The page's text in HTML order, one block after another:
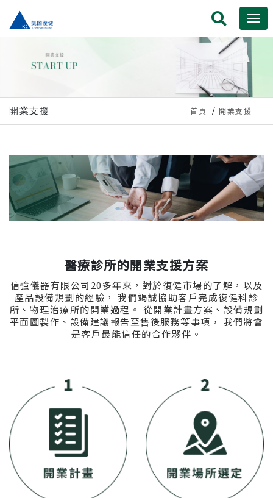
開業支援 首頁 開業支援
醫療診所的開業支援方案
信強儀器有限公司20多年來，對於復健市場的了解，以及
產品設備規劃的經驗， 我們竭誠協助客戶完成復健科診
所、物理治療所的開業過程。 從開業計畫方案、設備規劃
平面圖製作、設備建議報告至售後服務等事項， 我們將會
是客戶最能信任的合作夥伴。